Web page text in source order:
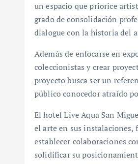
un espacio que priorice
grado de consolidación
dialogue con la historia del
Además de enfocarse en
coleccionistas y crear
proyecto busca ser un
público conocedor atraído
El hotel Live Aqua San
el arte en sus instalaciones,
establecer colaboraciones
solidificar su